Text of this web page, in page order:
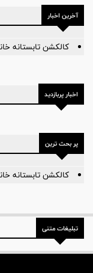
آخرین اخبار
کالکشن تابستانه
اخبار پربازدید
پر بحث ترین
کالکشن تابستانه
تبلیغات متنی